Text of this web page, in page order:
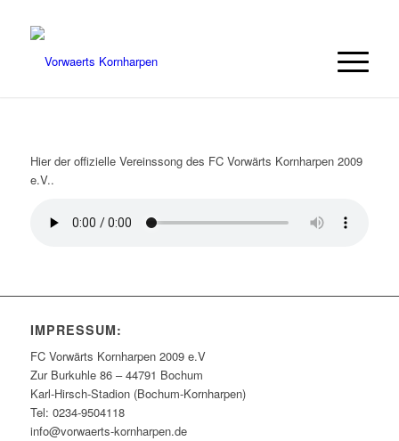
Hier der offizielle Vereinssong des FC Vorwärts Kornharpen 2009
e.V..
IMPRESSUM:
FC Vorwärts Kornharpen 2009 e.V
Zur Burkuhle 86 – 44791 Bochum
Karl-Hirsch-Stadion (Bochum-Kornharpen)
Tel: 0234-9504118
info@vorwaerts-kornharpen.de